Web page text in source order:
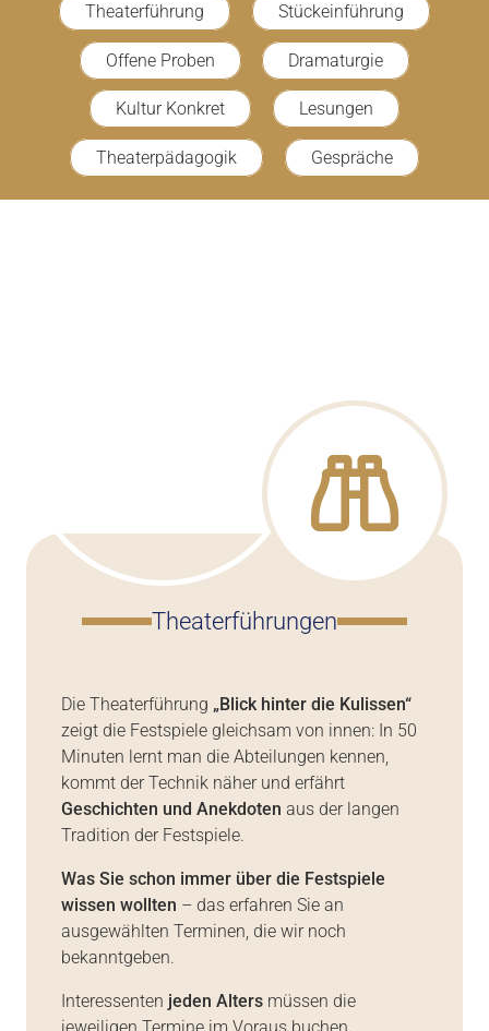
Theaterführung Stückeinführung
Offene Proben Dramaturgie
Kultur Konkret Lesungen
Theaterpädagogik Gespräche
Theaterführungen
Die Theaterführung „Blick hinter die Kulissen“
zeigt die Festspiele gleichsam von innen: In 50
Minuten lernt man die Abteilungen kennen,
kommt der Technik näher und erfährt
Geschichten und Anekdoten aus der langen
Tradition der Festspiele.
Was Sie schon immer über die Festspiele
wissen wollten – das erfahren Sie an
ausgewählten Terminen, die wir noch
bekanntgeben.
Interessenten jeden Alters müssen die
jeweiligen Termine im Voraus buchen.